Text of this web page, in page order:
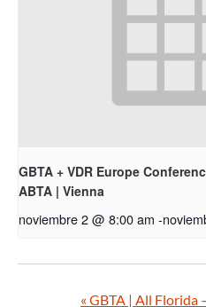
GBTA + VDR Europe
ABTA | Vienna
noviembre 2 @ 8:00 am -
« GBTA | All Florida